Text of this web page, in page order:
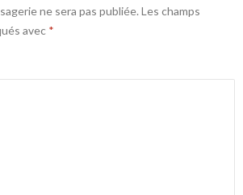
ne sera pas publiée. Les champs
avec *